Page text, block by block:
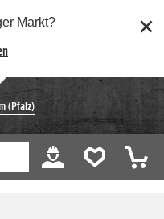
Markt?
(Pfalz)